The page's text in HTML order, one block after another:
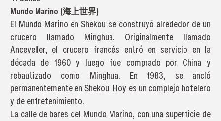
Mundo Marino (海上世界)
El Mundo Marino en Shekou se construyó alrededor de un
crucero llamado Minghua. Originalmente llamado
Anceveller, el crucero francés entró en servicio en la
década de 1960 y luego fue comprado por China y
rebautizado como Minghua. En 1983, se ancló
permanentemente en Shekou. Hoy es un complejo hotelero
y de entretenimiento.
La calle de bares del Mundo Marino, con una superficie de